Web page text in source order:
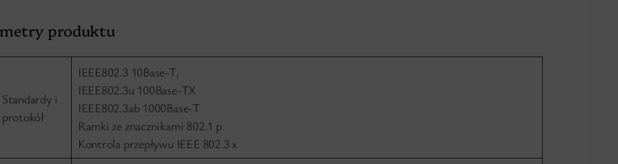
produktu
Standardy i
protokół
IEEE802.3 10Base-T,
IEEE802.3u 100Base-TX
IEEE802.3ab 1000Base-T
Ramki ze znacznikami 802.1 p
Kontrola przepływu IEEE 802.3 x